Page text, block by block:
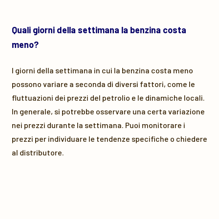
Quali giorni della settimana la benzina costa
meno?
I giorni della settimana in cui la benzina costa meno
possono variare a seconda di diversi fattori, come le
fluttuazioni dei prezzi del petrolio e le dinamiche locali.
In generale, si potrebbe osservare una certa variazione
nei prezzi durante la settimana. Puoi monitorare i
prezzi per individuare le tendenze specifiche o chiedere
al distributore.